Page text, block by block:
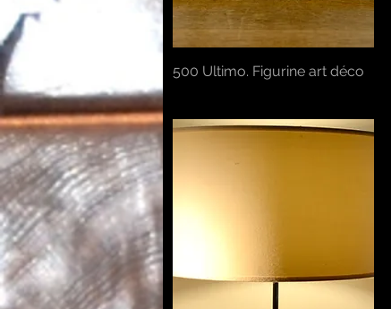
Aperçu rapide
500 Ultimo. Figurine art déco